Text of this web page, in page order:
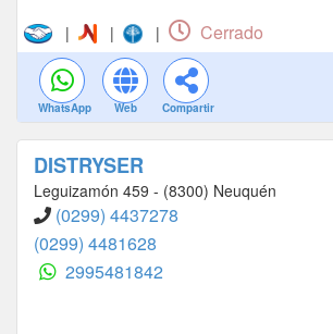
| | | Cerrado
WhatsApp Web Compartir
DISTRYSER
Leguizamón 459 - (8300) Neuquén
(0299) 4437278
(0299) 4481628
2995481842